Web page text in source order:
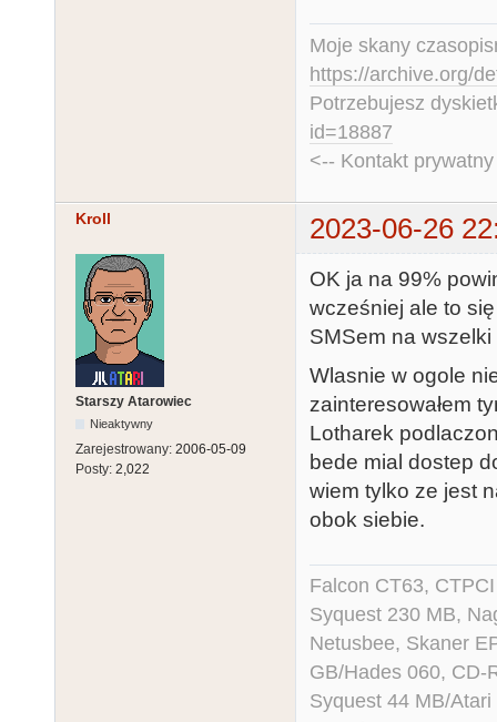
Moje skany
https://archive.org/
Potrzebujesz
id=18887
<-- Kontakt
Kroll 2023-06-26
Starszy Atarowiec
Nieaktywny
Zarejestrowany: 2006-05-09
Posty: 2,022
OK ja na 99%
wcześniej ale to
SMSem na
Wlasnie w ogole
zainteresowałem
Lotharek
bede mial dostep
wiem tylko ze jest
obok siebie.
Falcon CT63,
Syquest 230 MB,
Netusbee, Skaner
GB/Hades 060, CD-
Syquest 44 MB/